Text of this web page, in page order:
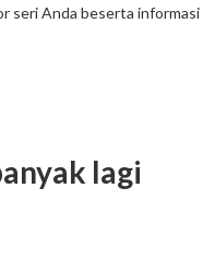
seri Anda beserta informasi
lagi